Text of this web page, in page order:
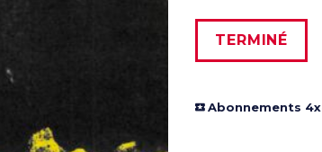
TERMINÉ
Abonnements